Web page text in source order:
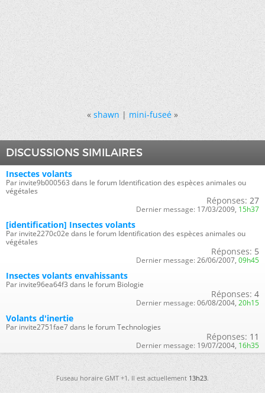
« shawn|mini-fuseé »
DISCUSSIONS SIMILAIRES
Insectes volants
Par invite9b000563 dans le forum Identification des espèces animales ou
végétales
Réponses: 27
Dernier message: 17/03/2009, 15h37
[identification] Insectes volants
Par invite2270c02e dans le forum Identification des espèces animales ou
végétales
Réponses: 5
Dernier message: 26/06/2007, 09h45
Insectes volants envahissants
Par invite96ea64f3 dans le forum Biologie
Réponses: 4
Dernier message: 06/08/2004, 20h15
Volants d'inertie
Par invite2751fae7 dans le forum Technologies
Réponses: 11
Dernier message: 19/07/2004, 16h35
Fuseau horaire GMT +1. Il est actuellement 13h23.